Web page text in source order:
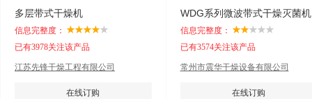
多层带式干燥机
信息完整度：
已有3978关注该产品
江苏先锋干燥工程有限公司
在线订购
WDG系列微波带式干燥灭菌机
信息完整度：
已有3574关注该产品
常州市震华干燥设备有限公司
在线订购